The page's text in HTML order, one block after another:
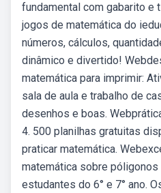
fundamental com gabarito e
jogos de matemática do
números, cálculos,
dinâmico e divertido!
matemática para imprimir:
sala de aula e trabalho de
desenhos e boas.
4. 500 planilhas gratuitas
praticar matemática.
matemática sobre póligonos
estudantes do 6° e 7° ano.